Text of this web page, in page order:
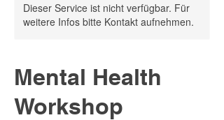
Dieser Service ist nicht verfügbar. Für
weitere Infos bitte Kontakt aufnehmen.
Mental Health
Workshop